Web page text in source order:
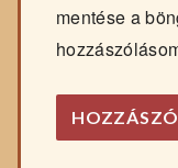
mentése a